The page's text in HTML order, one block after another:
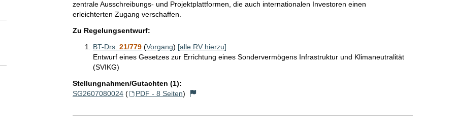
zentrale Ausschreibungs- und Projektplattformen, die auch internationalen Investoren einen
erleichterten Zugang verschaffen.
Zu Regelungsentwurf:
BT-Drs. 21/779(Vorgang) [alle RV hierzu]
Entwurf eines Gesetzes zur Errichtung eines Sondervermögens Infrastruktur und Klimaneutralität
(SVIKG)
Stellungnahmen/Gutachten (1):
SG2607080024( PDF - 8 Seiten)